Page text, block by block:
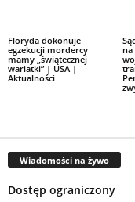
Floryda dokonuje
egzekucji mordercy
mamy „świątecznej
wariatki” | USA |
Aktualności
na
Wiadomości na żywo
Dostęp ograniczony